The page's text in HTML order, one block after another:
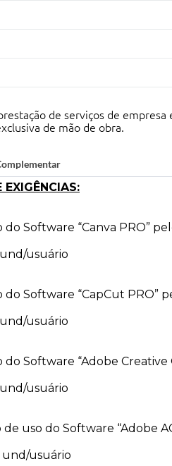
de serviços de
de mão de obra.
EXIGÊNCIAS:
do Software “Canva PRO”
usuário
do Software “CapCut PRO”
usuário
do Software “Adobe
usuário
uso do Software “Adobe
usuário